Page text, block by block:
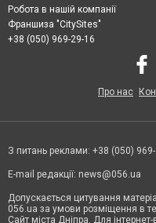
Робота в нашій компанії
Франшиза "CitySites"
+38 (050) 969-29-16
Про нас
З питань реклами: +38 (050)
E-mail редакції: news@056.ua
Допускається цитування
056.ua за умови розміщення в
Сайт міста Дніпра. Для